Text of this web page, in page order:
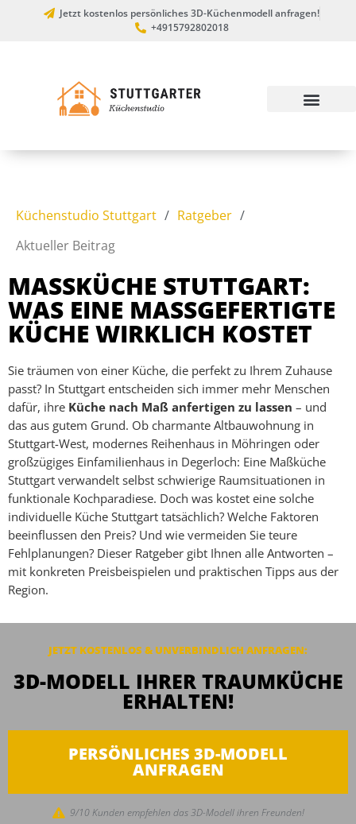
Jetzt kostenlos persönliches 3D-Küchenmodell anfragen!
+4915792802018
Küchenstudio Stuttgart / Ratgeber /
Aktueller Beitrag
MASSKÜCHE STUTTGART: W
AS EINE MASSGEFERTIGTE KÜ
CHE WIRKLICH KOSTET
Sie träumen von einer Küche, die perfekt zu Ihrem Zuhause
passt? In Stuttgart entscheiden sich immer mehr Menschen
dafür, ihre Küche nach Maß anfertigen zu lassen – und
das aus gutem Grund. Ob charmante Altbauwohnung in
Stuttgart-West, modernes Reihenhaus in Möhringen oder
großzügiges Einfamilienhaus in Degerloch: Eine Maßküche
Stuttgart verwandelt selbst schwierige Raumsituationen in
funktionale Kochparadiese. Doch was kostet eine solche
individuelle Küche Stuttgart tatsächlich? Welche Faktoren
beeinflussen den Preis? Und wie vermeiden Sie teure
Fehlplanungen? Dieser Ratgeber gibt Ihnen alle Antworten –
mit konkreten Preisbeispielen und praktischen Tipps aus der
Region.
JETZT KOSTENLOS & UNVERBINDLICH ANFRAGEN:
3D-MODELL IHRER TRAUMKÜCHE
ERHALTEN!
PERSÖNLICHES 3D-MODELL
ANFRAGEN
9/10 Kunden empfehlen das 3D-Modell ihren Freunden!